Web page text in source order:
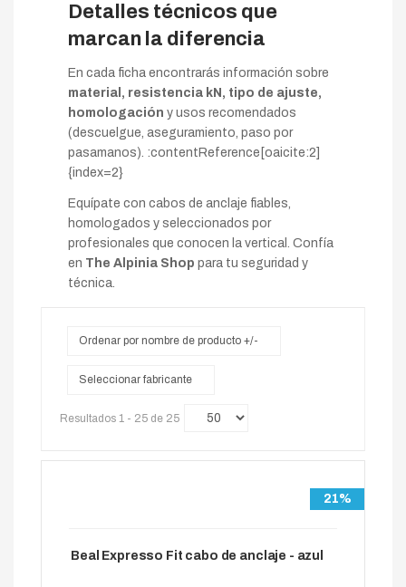
Detalles técnicos que
marcan la diferencia
En cada ficha encontrarás información sobre
material, resistencia kN, tipo de ajuste,
homologación y usos recomendados
(descuelgue, aseguramiento, paso por
pasamanos). :contentReference[oaicite:2]
{index=2}
Equípate con cabos de anclaje fiables,
homologados y seleccionados por
profesionales que conocen la vertical. Confía
en The Alpinia Shop para tu seguridad y
técnica.
Ordenar por nombre de producto +/-
Seleccionar fabricante
Resultados 1 - 25 de 25
21%
Beal Expresso Fit cabo de anclaje - azul